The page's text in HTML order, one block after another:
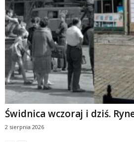
Świdnica wczoraj i dziś.
2 sierpnia 2026